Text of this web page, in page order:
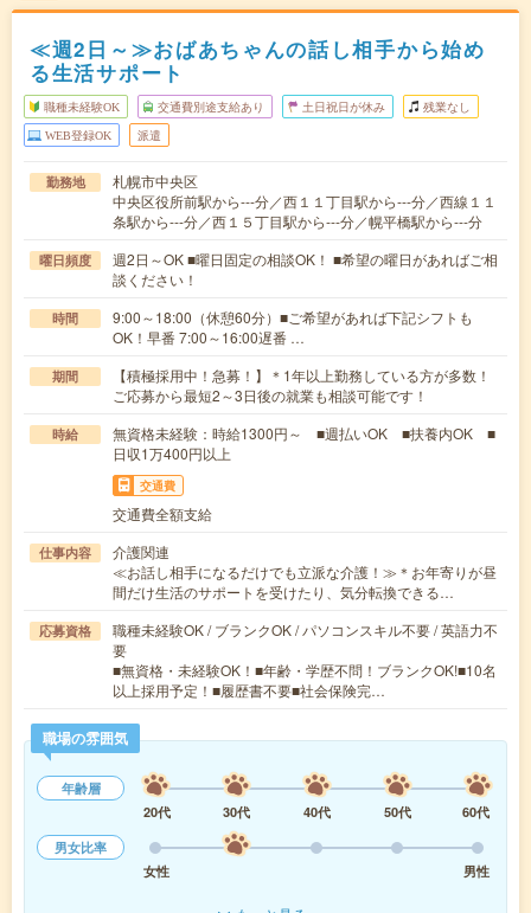
≪週2日～≫おばあちゃんの話し相手から始め
る生活サポート
職種未経験OK 交通費別途支給あり 土日祝日が休み 残業なし
WEB登録OK 派遣
勤務地
札幌市中央区
中央区役所前駅から---分／西１１丁目駅から---分／西線１１
条駅から---分／西１５丁目駅から---分／幌平橋駅から---分
曜日頻度
週2日～OK ■曜日固定の相談OK！ ■希望の曜日があればご相
談ください！
時間
9:00～18:00（休憩60分）■ご希望があれば下記シフトも
OK！早番 7:00～16:00遅番 …
期間
【積極採用中！急募！】＊1年以上勤務している方が多数！
ご応募から最短2～3日後の就業も相談可能です！
時給
無資格未経験：時給1300円～ ■週払いOK ■扶養内OK ■
日収1万400円以上
交通費
交通費全額支給
仕事内容
介護関連
≪お話し相手になるだけでも立派な介護！≫＊お年寄りが昼
間だけ生活のサポートを受けたり、気分転換できる…
応募資格
職種未経験OK / ブランクOK / パソコンスキル不要 / 英語力不
要
■無資格・未経験OK！■年齢・学歴不問！ブランクOK!■10名
以上採用予定！■履歴書不要■社会保険完…
職場の雰囲気
年齢層
20代
30代 40代 50代
60代
男女比率
女性
男性